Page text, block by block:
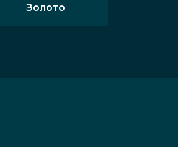
Золото